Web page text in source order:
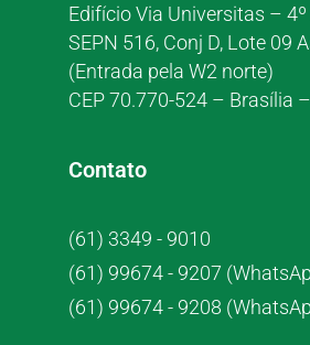
Edifício Via Universitas –
SEPN 516, Conj D, Lote 09
(Entrada pela W2 norte)
CEP 70.770-524 – Brasília
Contato
(61) 3349 - 9010
(61) 99674 - 9207
(61) 99674 - 9208